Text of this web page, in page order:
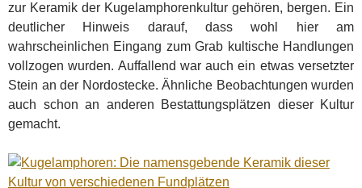
zur Keramik der Kugelamphorenkultur gehören, bergen. Ein
deutlicher Hinweis darauf, dass wohl hier am
wahrscheinlichen Eingang zum Grab kultische Handlungen
vollzogen wurden. Auffallend war auch ein etwas versetzter
Stein an der Nordostecke. Ähnliche Beobachtun­gen wurden
auch schon an anderen Bestattungsplätzen dieser Kultur
gemacht.